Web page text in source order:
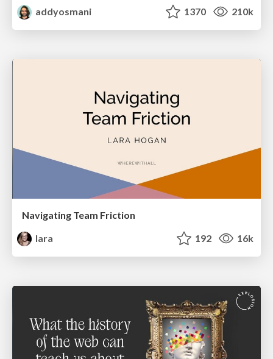
addyosmani 1370 210k
Navigating Team Friction
lara
192 16k